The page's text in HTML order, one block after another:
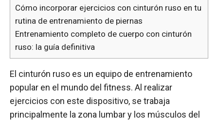
Cómo incorporar ejercicios con cinturón ruso en tu
rutina de entrenamiento de piernas
Entrenamiento completo de cuerpo con cinturón
ruso: la guía definitiva
El cinturón ruso es un equipo de entrenamiento
popular en el mundo del fitness. Al realizar
ejercicios con este dispositivo, se trabaja
principalmente la zona lumbar y los músculos del